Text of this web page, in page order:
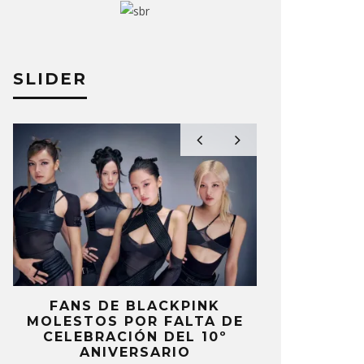
SLIDER
FANS DE BLACKPINK
MOLESTOS POR FALTA DE
CELEBRACIÓN DEL 10º
ANIVERSARIO